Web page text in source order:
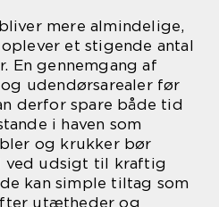
mere almindelige,
et stigende antal
En gennemgang af
udendørsarealer før
derfor spare både tid
i haven som
og krukker bør
ved udsigt til kraftig
kan simple tiltag som
utætheder og